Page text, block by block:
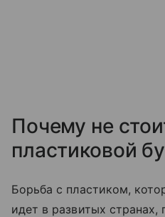
Почему не
пластиковой
Борьба с пластиком,
идет в развитых странах,